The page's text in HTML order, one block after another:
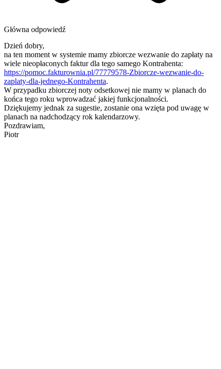
Główna odpowiedź
Dzień dobry,
na ten moment w systemie mamy zbiorcze wezwanie do zapłaty na
wiele nieopłaconych faktur dla tego samego Kontrahenta:
https://pomoc.fakturownia.pl/77779578-Zbiorcze-wezwanie-do-
zaplaty-dla-jednego-Kontrahenta.
W przypadku zbiorczej noty odsetkowej nie mamy w planach do
końca tego roku wprowadzać jakiej funkcjonalności.
Dziękujemy jednak za sugestie, zostanie ona wzięta pod uwagę w
planach na nadchodzący rok kalendarzowy.
Pozdrawiam,
Piotr